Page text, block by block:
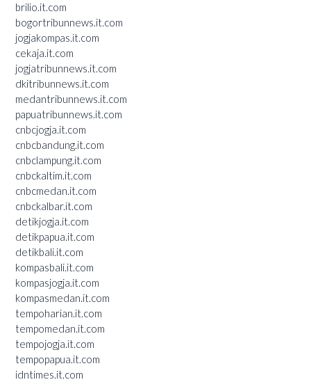
brilio.it.com
bogortribunnews.it.com
jogjakompas.it.com
cekaja.it.com
jogjatribunnews.it.com
dkitribunnews.it.com
medantribunnews.it.com
papuatribunnews.it.com
cnbcjogja.it.com
cnbcbandung.it.com
cnbclampung.it.com
cnbckaltim.it.com
cnbcmedan.it.com
cnbckalbar.it.com
detikjogja.it.com
detikpapua.it.com
detikbali.it.com
kompasbali.it.com
kompasjogja.it.com
kompasmedan.it.com
tempoharian.it.com
tempomedan.it.com
tempojogja.it.com
tempopapua.it.com
idntimes.it.com